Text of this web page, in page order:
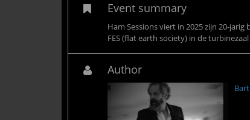
Event summary
Ham Sessions viert in 2025 zijn 20-
FES (flat earth society) in de
Author